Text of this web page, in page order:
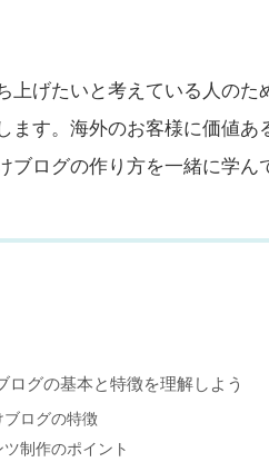
上げたいと考えている人の
ます。海外のお客様に価値
ブログの作り方を一緒に学ん
ログの基本と特徴を理解しよう
ブログの特徴
ツ制作のポイント